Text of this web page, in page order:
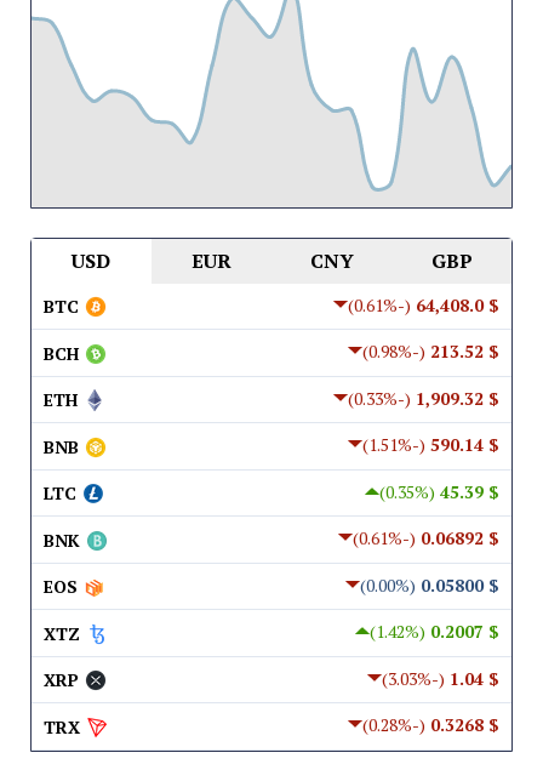
USD EUR CNY GBP
$ 64,408.0
(-0.61%)
BTC
$ 213.52
(-0.98%)
BCH
$ 1,909.32
(-0.33%)
ETH
$ 590.14
(-1.51%)
BNB
$ 45.39
(0.35%)
LTC
$ 0.06892
(-0.61%)
BNK
$ 0.05800
(0.00%)
EOS
$ 0.2007
(1.42%)
XTZ
$ 1.04
(-3.03%)
XRP
$ 0.3268
(-0.28%)
TRX